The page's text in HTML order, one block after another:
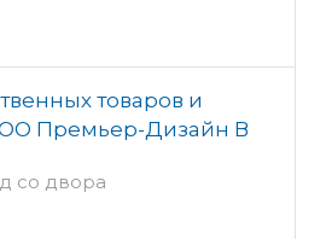
товаров и
Премьер-Дизайн В
со двора